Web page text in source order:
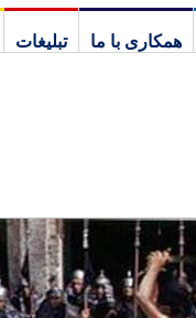
همکاری با ما
تبلیغات